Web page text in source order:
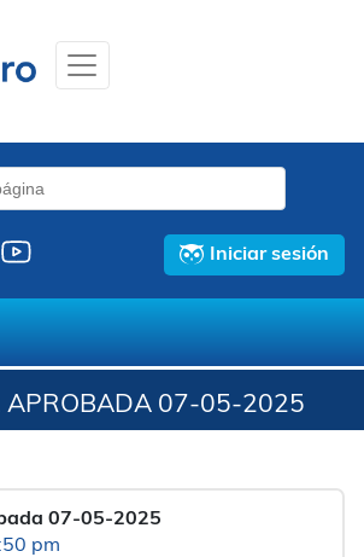
Iniciar sesión
APROBADA 07-05-2025
07-05-2025
pm